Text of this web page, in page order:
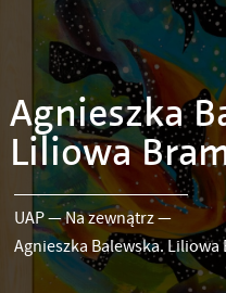
Agnieszka
Liliowa
UAP—Na zewnątrz—
Agnieszka Balewska. Liliowa